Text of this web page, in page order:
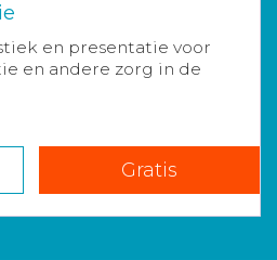
en presentatie voor
en andere zorg in de
Gratis